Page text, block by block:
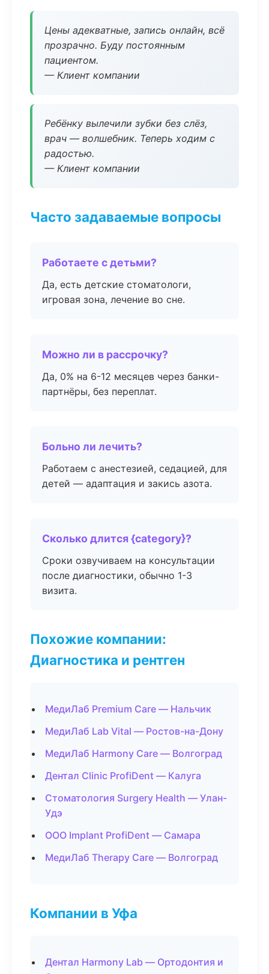
Цены адекватные, запись онлайн, всё
прозрачно. Буду постоянным
пациентом.
— Клиент компании
Ребёнку вылечили зубки без слёз,
врач — волшебник. Теперь ходим с
радостью.
— Клиент компании
Часто задаваемые вопросы
Работаете с детьми?
Да, есть детские стоматологи,
игровая зона, лечение во сне.
Можно ли в рассрочку?
Да, 0% на 6-12 месяцев через банки-
партнёры, без переплат.
Больно ли лечить?
Работаем с анестезией, седацией, для
детей — адаптация и закись азота.
Сколько длится {category}?
Сроки озвучиваем на консультации
после диагностики, обычно 1-3
визита.
Похожие компании:
Диагностика и рентген
МедиЛаб Premium Care — Нальчик
МедиЛаб Lab Vital — Ростов-на-Дону
МедиЛаб Harmony Care — Волгоград
Дентал Clinic ProfiDent — Калуга
Стоматология Surgery Health — Улан-
Удэ
ООО Implant ProfiDent — Самара
МедиЛаб Therapy Care — Волгоград
Компании в Уфа
Дентал Harmony Lab — Ортодонтия и